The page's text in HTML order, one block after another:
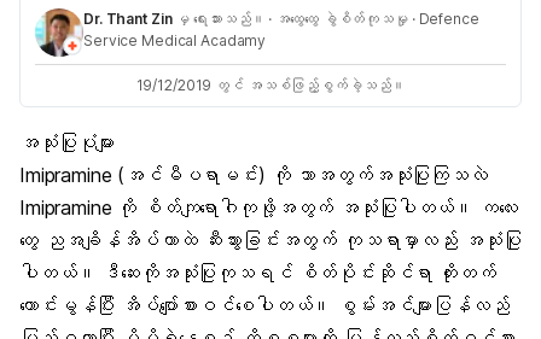
Dr. Thant Zinမှ ရေးသားသည်။ · အထွေထွေ ခွဲစိတ်ကုသမှု· Defence
Service Medical Acadamy
19/12/2019 တွင် အသစ်ဖြည့်စွက်ခဲ့သည်။
အသုံးပြုပုံများ
Imipramine (အင်မီပရာမင်း) ကို ဘာအတွက်အသုံးပြုကြသလဲ
Imipramine ကို စိတ်ကျရောဂါကုဖို့အတွက် အသုံးပြုပါတယ်။ ကလေး
တွေ ညအချိန်အိပ်ယာထဲ ဆီးသွားခြင်းအတွက် ကုသရာမှာလည်း အသုံးပြု
ပါတယ်။ ဒီဆေးကိုအသုံးပြုကုသရင် စိတ်ပိုင်းဆိုင်ရာ တိုးတက်
ကောင်းမွန်ပြီး အိပ်ပျော်စားဝင်စေပါတယ်။ စွမ်းအင်များပြန်လည်